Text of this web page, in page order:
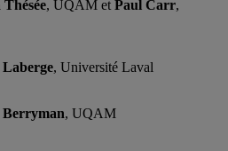
, UQAM et Paul Carr,
Laberge, Université Laval
Berryman, UQAM